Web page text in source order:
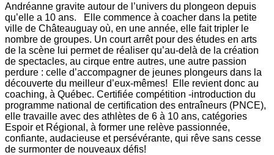
Andréanne gravite autour de l’univers du plongeon depuis
qu’elle a 10 ans.   Elle commence à coacher dans la petite
ville de Châteauguay où, en une année, elle fait tripler le
nombre de groupes. Un court arrêt pour des études en arts
de la scène lui permet de réaliser qu’au-delà de la création
de spectacles, au cirque entre autres, une autre passion
perdure : celle d’accompagner de jeunes plongeurs dans la
découverte du meilleur d’eux-mêmes!  Elle revient donc au
coaching, à Québec. Certifiée compétition -introduction du
programme national de certification des entraîneurs (PNCE),
elle travaille avec des athlètes de 6 à 10 ans, catégories
Espoir et Régional, à former une relève passionnée,
confiante, audacieuse et persévérante, qui rêve sans cesse
de surmonter de nouveaux défis!